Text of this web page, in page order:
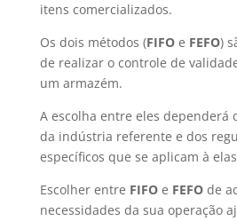
itens comercializados.
Os dois métodos (FIFOe FEFO)
de realizar o controle de
um armazém.
A escolha entre eles dependerá
da indústria referente e dos
específicos que se aplicam à
Escolher entre FIFO e FEFO de
necessidades da sua operação